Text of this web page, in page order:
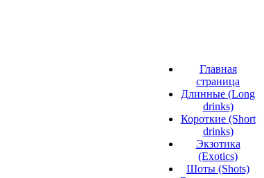
Главная
страница
Длинные (Long
drinks)
Короткие (Short
drinks)
Экзотика
(Exotics)
Шоты (Shots)